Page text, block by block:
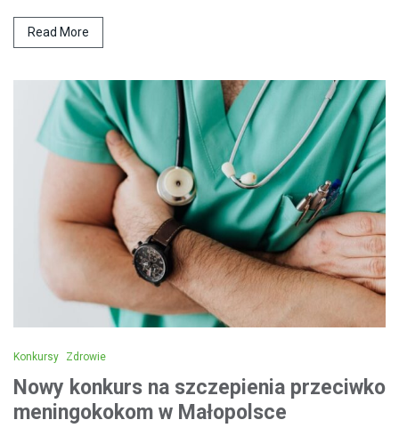
Read More
Konkursy Zdrowie
Nowy konkurs na szczepienia przeciwko
meningokokom w Małopolsce